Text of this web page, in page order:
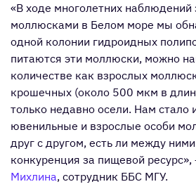
«В ходе многолетних наблюдений
моллюсками в Белом море мы
одной колонии гидроидных
питаются эти моллюски, можно
количестве как взрослых
крошечных (около 500 мкм в
только недавно осели. Нам стало
ювенильные и взрослые особи
друг с другом, есть ли между
конкуренция за пищевой ресурс»,
Михлина, сотрудник ББС МГУ.